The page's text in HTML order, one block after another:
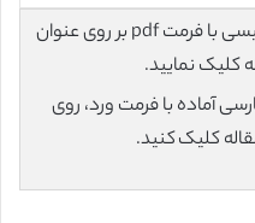
برای دانلود رایگان مقاله انگلیسی با فرمت pdf بر روی عنوان
کلیک نمایید.
آماده با فرمت ورد، روی
کلیک کنید.